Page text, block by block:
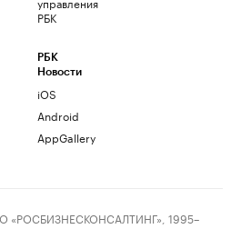
РБК
РБК
Новости
iOS
Android
AppGallery
1995–